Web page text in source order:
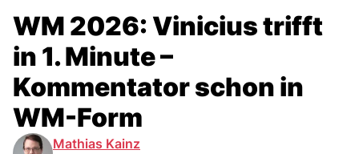
WM 2026: Vinicius trifft
in 1. Minute –
Kommentator schon in
WM-Form
Mathias Kainz